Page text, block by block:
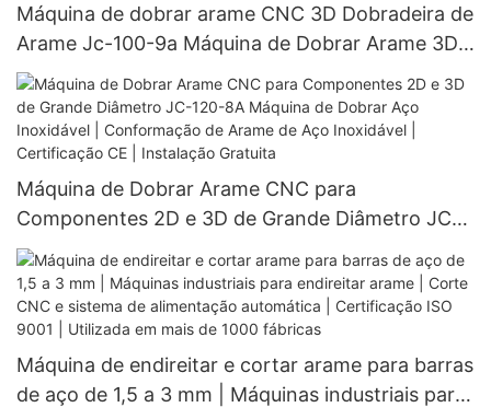
Máquina de dobrar arame CNC 3D Dobradeira de
Arame Jc-100-9a Máquina de Dobrar Arame 3D
｜Corte e Dobra Automáticos CNC｜Certificação
ISO｜Clique Agora!
Máquina de Dobrar Arame CNC para
Componentes 2D e 3D de Grande Diâmetro JC-
120-8A Máquina de Dobrar Aço Inoxidável |
Conformação de Arame de Aço Inoxidável |
Certificação CE | Instalação Gratuita
Máquina de endireitar e cortar arame para barras
de aço de 1,5 a 3 mm | Máquinas industriais para